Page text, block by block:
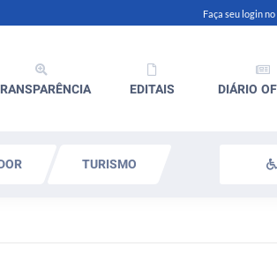
Faça seu login no
EDITAIS DIÁRIO
TURISMO